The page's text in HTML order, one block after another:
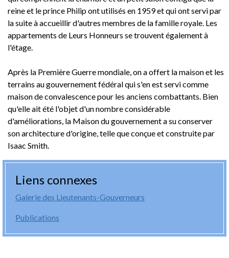
reine et le prince Philip ont utilisés en 1959 et qui ont servi par
la suite à accueillir d'autres membres de la famille royale. Les
appartements de Leurs Honneurs se trouvent également à
l'étage.
Après la Première Guerre mondiale, on a offert la maison et les
terrains au gouvernement fédéral qui s'en est servi comme
maison de convalescence pour les anciens combattants. Bien
qu'elle ait été l'objet d'un nombre considérable
d'améliorations, la Maison du gouvernement a su conserver
son architecture d'origine, telle que conçue et construite par
Isaac Smith.
Liens connexes
Galerie des Lieutenants-Gouverneurs
Publications